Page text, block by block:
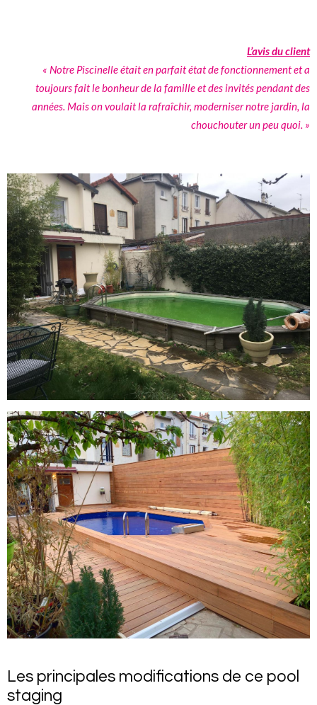
L’avis du client
« Notre Piscinelle était en parfait état de fonctionnement et a
toujours fait le bonheur de la famille et des invités pendant des
années. Mais on voulait la rafraîchir, moderniser notre jardin, la
chouchouter un peu quoi. »
Les principales modifications de ce pool
staging